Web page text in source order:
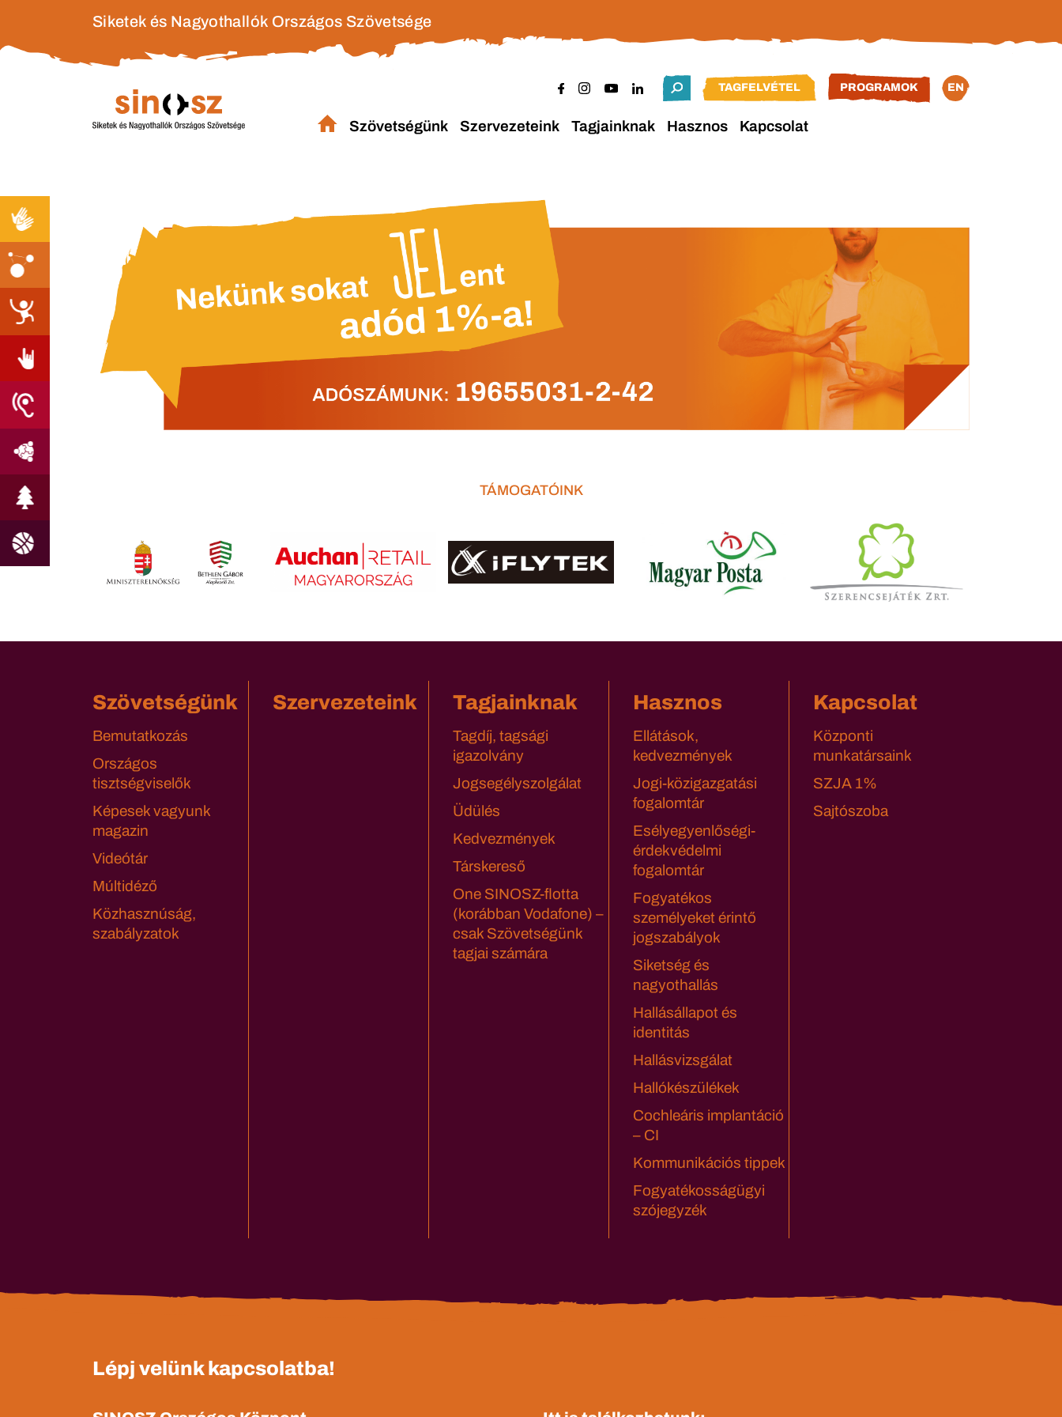
Siketek és Nagyothallók Országos Szövetsége
TAGFELVÉTEL PROGRAMOK EN
Szövetségünk Szervezeteink Tagjainknak Hasznos Kapcsolat
TÁMOGATÓINK
Szövetségünk
Bemutatkozás
Országos
tisztségviselők
Képesek vagyunk
magazin
Videótár
Múltidéző
Közhasznúság,
szabályzatok
Szervezeteink Tagjainknak
Tagdíj, tagsági
igazolvány
Jogsegélyszolgálat
Üdülés
Kedvezmények
Társkereső
One SINOSZ-flotta
(korábban Vodafone) –
csak Szövetségünk
tagjai számára
Hasznos
Ellátások,
kedvezmények
Jogi-közigazgatási
fogalomtár
Esélyegyenlőségi-
érdekvédelmi
fogalomtár
Fogyatékos
személyeket érintő
jogszabályok
Siketség és
nagyothallás
Hallásállapot és
identitás
Hallásvizsgálat
Hallókészülékek
Cochleáris implantáció
– CI
Kommunikációs tippek
Fogyatékosságügyi
szójegyzék
Kapcsolat
Központi
munkatársaink
SZJA 1%
Sajtószoba
Lépj velünk kapcsolatba!